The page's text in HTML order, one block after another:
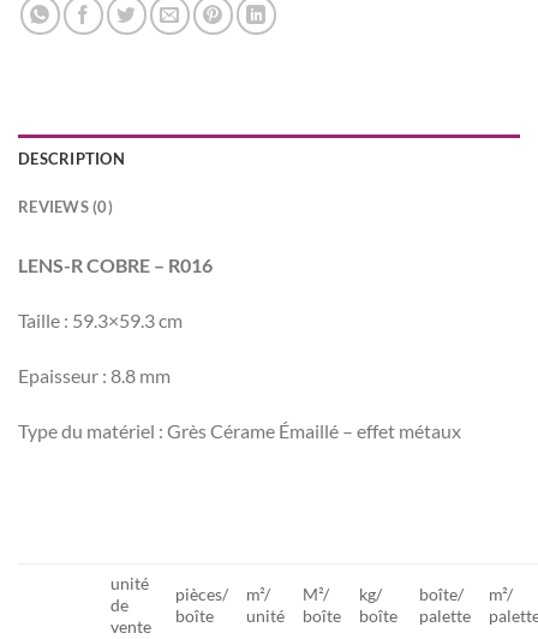
DESCRIPTION
REVIEWS (0)
LENS-R COBRE – R016
Taille : 59.3×59.3 cm
Epaisseur : 8.8 mm
Type du matériel : Grès Cérame Émaillé – effet métaux
unité
de
vente
pièces/
boîte
m²/
unité
M²/
boîte
kg/
boîte
boîte/
palette
m²/